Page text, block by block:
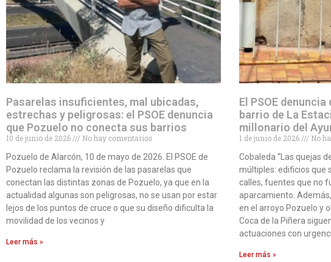
Pasarelas insuficientes, mal ubicadas,
estrechas y peligrosas: el PSOE denuncia
que Pozuelo no conecta sus barrios
10 de junio de 2026
No hay comentarios
Pozuelo de Alarcón, 10 de mayo de 2026. El PSOE de
Pozuelo reclama la revisión de las pasarelas que
conectan las distintas zonas de Pozuelo, ya que en la
actualidad algunas son peligrosas, no se usan por estar
lejos de los puntos de cruce o que su diseño dificulta la
movilidad de los vecinos y
Leer más »
El PSOE
barrio de La
millonario del
1 de junio de 2026
No
Cobaleda “Las quejas
múltiples: edificios que
calles, fuentes que no
aparcamiento.
en el arroyo Pozuelo y
Coca de la Piñera
actuaciones con
Leer más »